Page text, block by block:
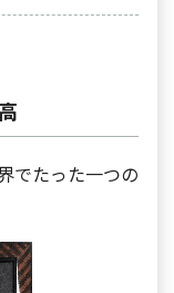
でたった一つの